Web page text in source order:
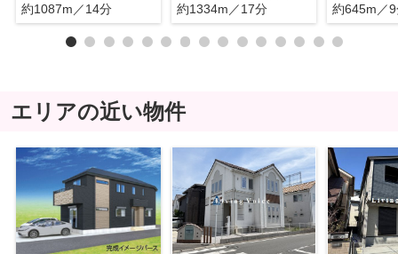
約1087m／14分
約1334m／17分
約645m／
エリアの近い物件